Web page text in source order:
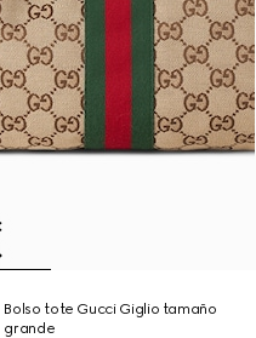
Bolso tote Gucci Giglio tamaño
grande